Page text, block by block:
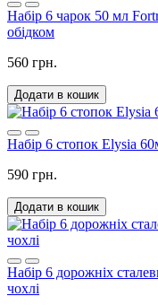
Набір 6 чарок 50 мл
обідком
560 грн.
Додати в кошик
Набір 6 стопок Elysia
590 грн.
Додати в кошик
Набір 6 дорожніх
чохлі